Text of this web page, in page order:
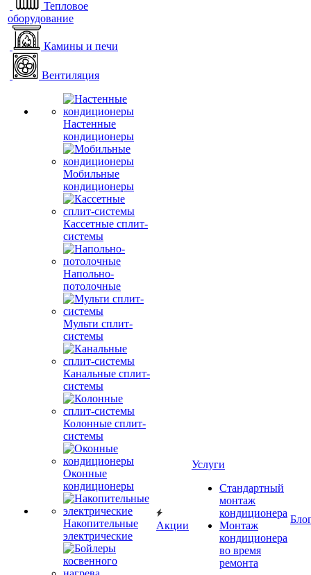
Тепловое
оборудование
Камины и печи
Вентиляция
Настенные
кондиционеры
Мобильные
кондиционеры
Кассетные сплит-
системы
Напольно-
потолочные
Мульти сплит-
системы
Канальные сплит-
системы
Колонные сплит-
системы
Оконные
кондиционеры
Накопительные
электрические
Акции
Услуги
Стандартный
монтаж
кондиционера
Монтаж
кондиционера
во время
ремонта